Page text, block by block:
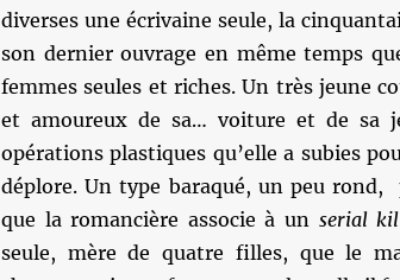
diverses une écrivaine seule, la
son dernier ouvrage en même temps
femmes seules et riches. Un très jeune
et amoureux de sa… voiture et de sa
opérations plastiques qu’elle a subies
déplore. Un type baraqué, un peu rond,
que la romancière associe à un serial
seule, mère de quatre filles, que le